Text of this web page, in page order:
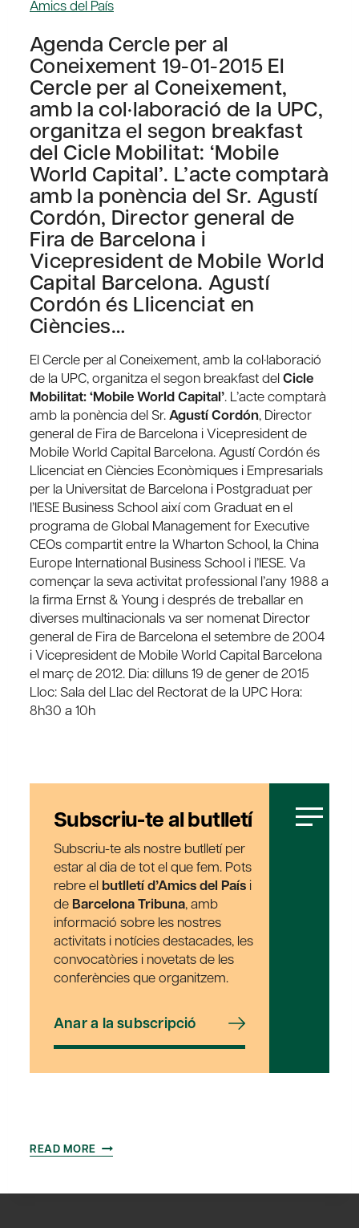
Amics del País
Agenda Cercle per al
Coneixement 19-01-2015 El
Cercle per al Coneixement,
amb la col·laboració de la UPC,
organitza el segon breakfast
del Cicle Mobilitat: ‘Mobile
World Capital’. L’acte comptarà
amb la ponència del Sr. Agustí
Cordón, Director general de
Fira de Barcelona i
Vicepresident de Mobile World
Capital Barcelona. Agustí
Cordón és Llicenciat en
Ciències…
El Cercle per al Coneixement, amb la col·laboració
de la UPC, organitza el segon breakfast delCicle
Mobilitat: ‘Mobile World Capital’. L’acte comptarà
amb la ponència del Sr.Agustí Cordón, Director
general de Fira de Barcelona i Vicepresident de
Mobile World Capital Barcelona. Agustí Cordón és
Llicenciat en Ciències Econòmiques i Empresarials
per la Universitat de Barcelona i Postgraduat per
l’IESE Business School així com Graduat en el
programa de Global Management for Executive
CEOs compartit entre la Wharton School, la China
Europe International Business School i l’IESE. Va
començar la seva activitat professional l’any 1988 a
la firma Ernst & Young i després de treballar en
diverses multinacionals va ser nomenat Director
general de Fira de Barcelona el setembre de 2004
i Vicepresident de Mobile World Capital Barcelona
el març de 2012. Dia: dilluns 19 de gener de 2015
Lloc: Sala del Llac del Rectorat de la UPC Hora:
8h30 a 10h
Subscriu-te al butlletí
Subscriu-te als nostre butlletí per
estar al dia de tot el que fem. Pots
rebre el butlletí d’Amics del País i
de Barcelona Tribuna, amb
informació sobre les nostres
activitats i notícies destacades, les
convocatòries i novetats de les
conferències que organitzem.
Anar a la subscripció
READ MORE BREAKFAST